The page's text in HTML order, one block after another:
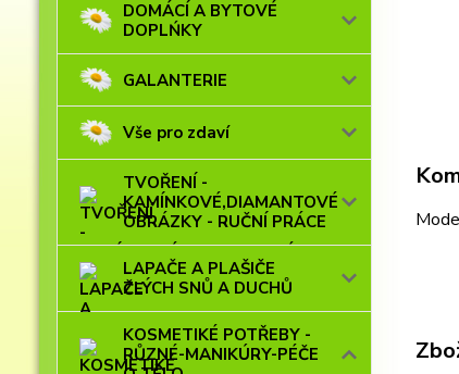
DOMÁCÍ A BYTOVÉ
DOPLŃKY
GALANTERIE
Vše pro zdaví
TVOŘENÍ -
KAMÍNKOVÉ,DIAMANTOVÉ
OBRÁZKY - RUČNÍ PRÁCE
LAPAČE A PLAŠIČE
ZLÝCH SNŮ A DUCHŮ
KOSMETIKÉ POTŘEBY -
RŮZNÉ-MANIKÚRY-PÉČE